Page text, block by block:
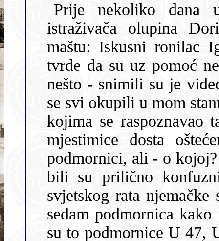
Prije nekoliko dana
istraživača olupina Dorijana Mohorovića zapalio je moju
maštu: Iskusni ronilac Igor Jelić
tvrde da su uz pomoć
nešto - snimili su je
se svi okupili u mom stanu i pregledavali snimljene kadrove na
kojima se raspoznavao tamni čelični trup
mjestimice dosta
podmornici, ali - o
bili su prilično konfuzni. Naime, na samom kraju Prvoga
svjetskog rata njemačke su posade same potopile
sedam podmornica kako ne bi
su to podmornice U